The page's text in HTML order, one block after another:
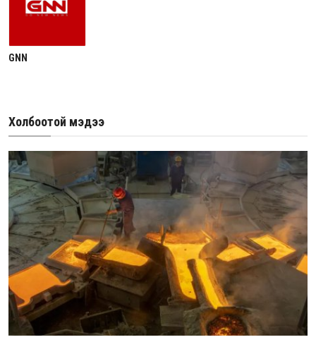
GNN
Холбоотой мэдээ